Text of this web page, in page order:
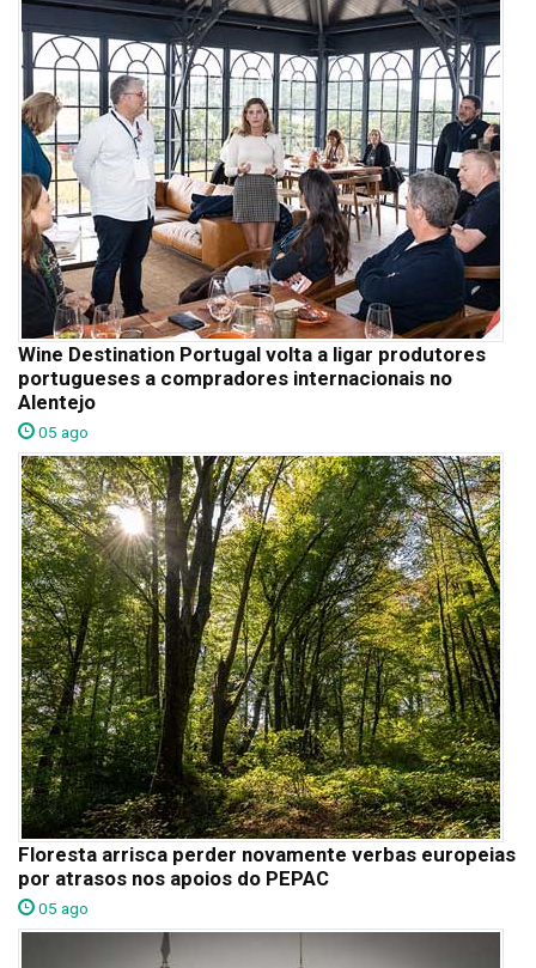
Wine Destination Portugal volta a ligar produtores
portugueses a compradores internacionais no
Alentejo
05 ago
Floresta arrisca perder novamente verbas europeias
por atrasos nos apoios do PEPAC
05 ago